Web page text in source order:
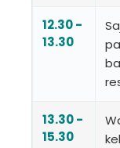
12.30 -
13.30
13.30 -
15.30